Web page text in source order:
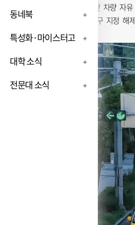
동네북
특성화·마이스터고
대학 소식
전문대 소식
단속 않으니 일반 차량 자
제 기능 못해 지구 지정 해